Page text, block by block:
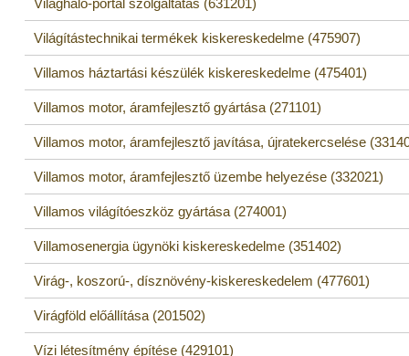
Világítástechnikai termékek kiskereskedelme (475907)
Villamos háztartási készülék kiskereskedelme (475401)
Villamos motor, áramfejlesztő gyártása (271101)
Villamos motor, áramfejlesztő javítása, újratekercselése
Villamos motor, áramfejlesztő üzembe helyezése (332021)
Villamos világítóeszköz gyártása (274001)
Villamosenergia ügynöki kiskereskedelme (351402)
Virág-, koszorú-, dísznövény-kiskereskedelem (477601)
Virágföld előállítása (201502)
Vízi létesítmény építése (429101)